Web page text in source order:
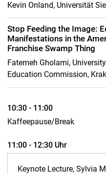
Kevin Onland, Universität
Stop Feeding the Image:
Manifestations in the
Franchise Swamp Thing
Fatemeh Gholami,
Education Commission,
10:30 - 11:00
Kaffeepause/Break
11:00 - 12:30 Uhr
Keynote Lecture, Sylvia